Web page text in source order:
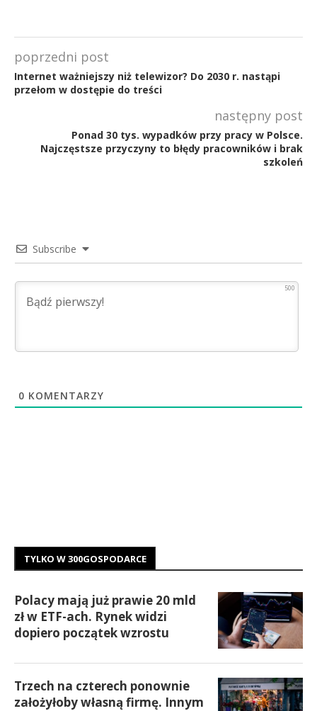
poprzedni post
Internet ważniejszy niż telewizor? Do 2030 r. nastąpi
przełom w dostępie do treści
następny post
Ponad 30 tys. wypadków przy pracy w Polsce.
Najczęstsze przyczyny to błędy pracowników i brak
szkoleń
Subscribe
500
0 KOMENTARZY
TYLKO W 300GOSPODARCE
Polacy mają już prawie 20 mld
zł w ETF-ach. Rynek widzi
dopiero początek wzrostu
Trzech na czterech ponownie
założyłoby własną firmę. Innym